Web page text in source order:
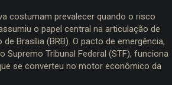
costumam prevalecer quando o risco
o papel central na articulação de
Brasília (BRB). O pacto de emergência,
Tribunal Federal (STF), funciona
se converteu no motor econômico da